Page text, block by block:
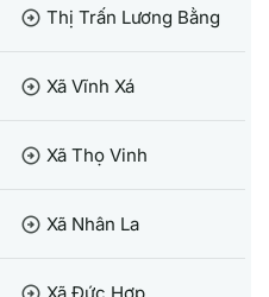
arrow_circle_right Thị Trấn Lương Bằng
arrow_circle_right Xã Vĩnh Xá
arrow_circle_right Xã Thọ Vinh
arrow_circle_right Xã Nhân La